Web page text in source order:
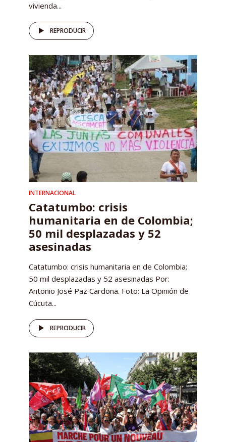
vivienda...
REPRODUCIR
INTERNACIONAL
Catatumbo: crisis
humanitaria en de Colombia;
50 mil desplazadas y 52
asesinadas
Catatumbo: crisis humanitaria en de Colombia;
50 mil desplazadas y 52 asesinadas Por:
Antonio José Paz Cardona. Foto: La Opinión de
Cúcuta...
REPRODUCIR